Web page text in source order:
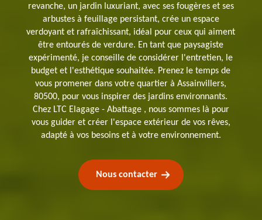
revanche, un jardin luxuriant, avec ses fougères et ses
arbustes à feuillage persistant, crée un espace
verdoyant et rafraîchissant, idéal pour ceux qui aiment
être entourés de verdure. En tant que paysagiste
expérimenté, je conseille de considérer l'entretien, le
budget et l'esthétique souhaitée. Prenez le temps de
vous promener dans votre quartier à Assainvillers,
80500, pour vous inspirer des jardins environnants.
Chez LTC Elagage - Abattage , nous sommes là pour
vous guider et créer l'espace extérieur de vos rêves,
adapté à vos besoins et à votre environnement.
Nous contacter